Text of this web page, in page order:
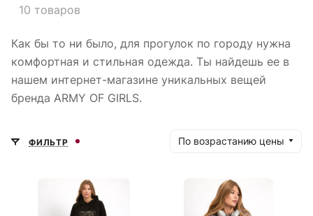
10 товаров
Как бы то ни было, для прогулок по городу нужна
комфортная и стильная одежда. Ты найдешь ее в
нашем интернет-магазине уникальных вещей
бренда ARMY OF GIRLS.
ФИЛЬТР По возрастанию цены